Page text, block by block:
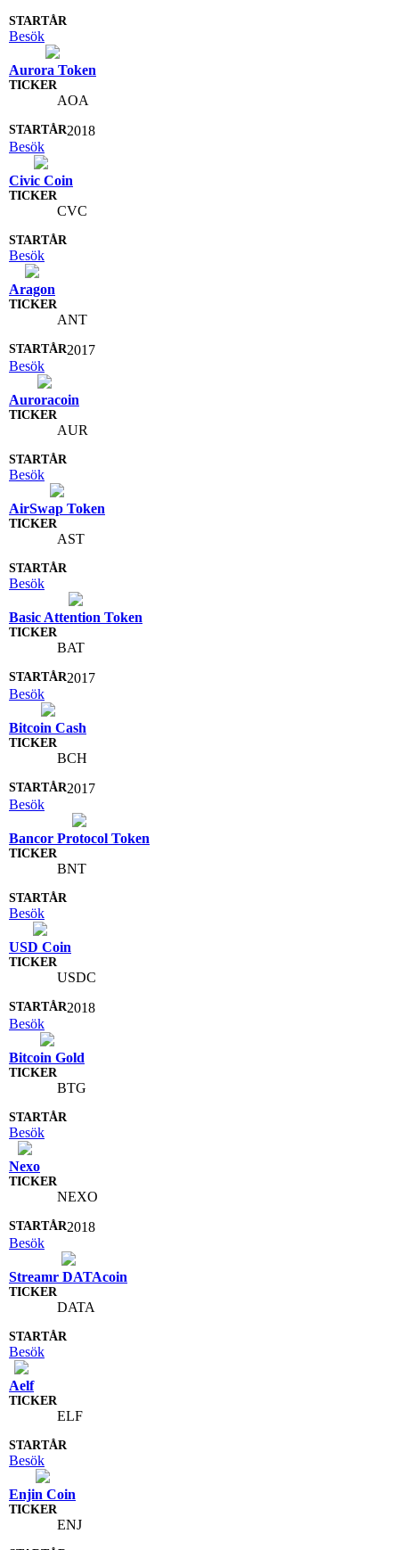
Besök
Aurora Token
AOA
2018
Besök
Civic Coin
CVC
Besök
Aragon
ANT
2017
Besök
Auroracoin
AUR
Besök
AirSwap Token
AST
Besök
Basic Attention Token
BAT
2017
Besök
Bitcoin Cash
BCH
2017
Besök
Bancor Protocol Token
BNT
Besök
USD Coin
USDC
2018
Besök
Bitcoin Gold
BTG
Besök
Nexo
NEXO
2018
Besök
Streamr DATAcoin
DATA
Besök
Aelf
ELF
Besök
Enjin Coin
ENJ